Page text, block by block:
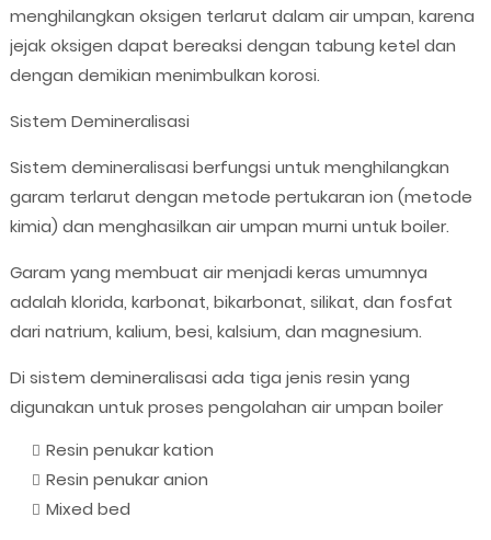
menghilangkan oksigen terlarut dalam air umpan, karena
jejak oksigen dapat bereaksi dengan tabung ketel dan
dengan demikian menimbulkan korosi.
Sistem Demineralisasi
Sistem demineralisasi berfungsi untuk menghilangkan
garam terlarut dengan metode pertukaran ion (metode
kimia) dan menghasilkan air umpan murni untuk boiler.
Garam yang membuat air menjadi keras umumnya
adalah klorida, karbonat, bikarbonat, silikat, dan fosfat
dari natrium, kalium, besi, kalsium, dan magnesium.
Di sistem demineralisasi ada tiga jenis resin yang
digunakan untuk proses pengolahan air umpan boiler
Resin penukar kation
Resin penukar anion
Mixed bed